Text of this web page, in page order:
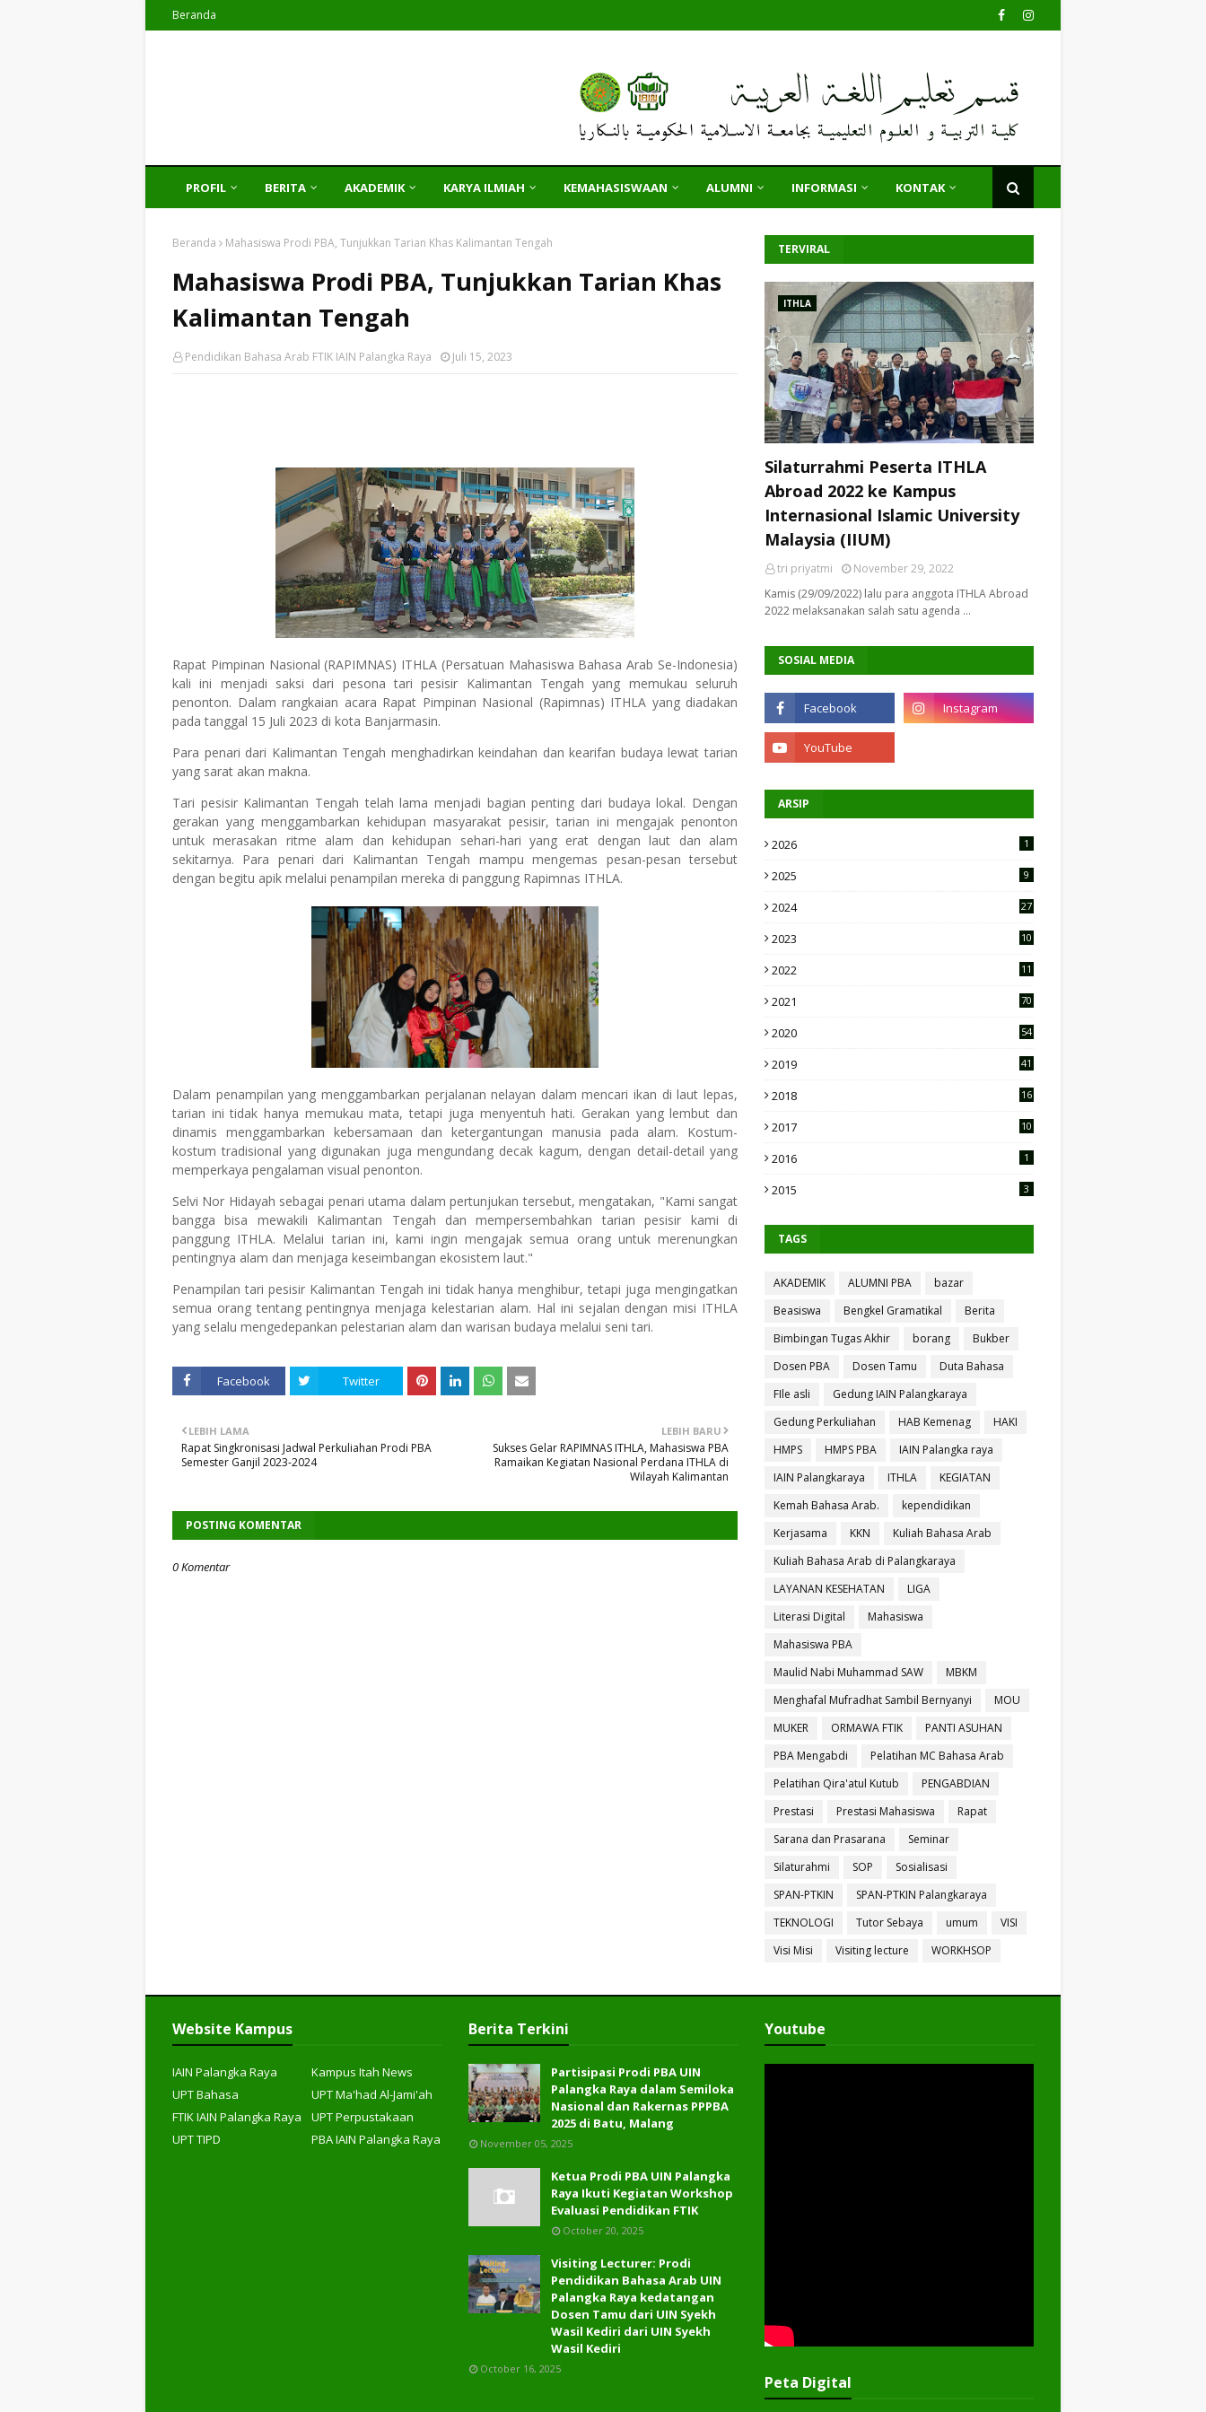
Beranda
PROFIL BERITA AKADEMIK KARYA ILMIAH KEMAHASISWAAN ALUMNI INFORMASI KONTAK
Beranda Mahasiswa Prodi PBA, Tunjukkan Tarian Khas Kalimantan Tengah
Mahasiswa Prodi PBA, Tunjukkan Tarian Khas
Kalimantan Tengah
Pendidikan Bahasa Arab FTIK IAIN Palangka Raya Juli 15, 2023
Rapat Pimpinan Nasional (RAPIMNAS) ITHLA (Persatuan Mahasiswa Bahasa Arab Se-Indonesia)
kali ini menjadi saksi dari pesona tari pesisir Kalimantan Tengah yang memukau seluruh
penonton. Dalam rangkaian acara Rapat Pimpinan Nasional (Rapimnas) ITHLA yang diadakan
pada tanggal 15 Juli 2023 di kota Banjarmasin.
Para penari dari Kalimantan Tengah menghadirkan keindahan dan kearifan budaya lewat tarian
yang sarat akan makna.
Tari pesisir Kalimantan Tengah telah lama menjadi bagian penting dari budaya lokal. Dengan
gerakan yang menggambarkan kehidupan masyarakat pesisir, tarian ini mengajak penonton
untuk merasakan ritme alam dan kehidupan sehari-hari yang erat dengan laut dan alam
sekitarnya. Para penari dari Kalimantan Tengah mampu mengemas pesan-pesan tersebut
dengan begitu apik melalui penampilan mereka di panggung Rapimnas ITHLA.
Dalam penampilan yang menggambarkan perjalanan nelayan dalam mencari ikan di laut lepas,
tarian ini tidak hanya memukau mata, tetapi juga menyentuh hati. Gerakan yang lembut dan
dinamis menggambarkan kebersamaan dan ketergantungan manusia pada alam. Kostum-
kostum tradisional yang digunakan juga mengundang decak kagum, dengan detail-detail yang
memperkaya pengalaman visual penonton.
Selvi Nor Hidayah sebagai penari utama dalam pertunjukan tersebut, mengatakan, "Kami sangat
bangga bisa mewakili Kalimantan Tengah dan mempersembahkan tarian pesisir kami di
panggung ITHLA. Melalui tarian ini, kami ingin mengajak semua orang untuk merenungkan
pentingnya alam dan menjaga keseimbangan ekosistem laut."
Penampilan tari pesisir Kalimantan Tengah ini tidak hanya menghibur, tetapi juga mengingatkan
semua orang tentang pentingnya menjaga kelestarian alam. Hal ini sejalan dengan misi ITHLA
yang selalu mengedepankan pelestarian alam dan warisan budaya melalui seni tari.
Facebook Twitter
LEBIH BARU
Sukses Gelar RAPIMNAS ITHLA, Mahasiswa PBA
Ramaikan Kegiatan Nasional Perdana ITHLA di
Wilayah Kalimantan
LEBIH LAMA
Rapat Singkronisasi Jadwal Perkuliahan Prodi PBA
Semester Ganjil 2023-2024
POSTING KOMENTAR
0 Komentar
TERVIRAL
ITHLA
Silaturrahmi Peserta ITHLA
Abroad 2022 ke Kampus
Internasional Islamic University
Malaysia (IIUM)
tri priyatmi
November 29, 2022
Kamis (29/09/2022) lalu para anggota ITHLA Abroad
2022 melaksanakan salah satu agenda …
SOSIAL MEDIA
ARSIP
2026 1
2025 9
2024 27
2023
10
2022
11
2021 70
2020 54
2019 41
2018 16
2017 10
2016 1
2015 3
TAGS
AKADEMIK ALUMNI PBA
bazar
Beasiswa
Bengkel Gramatikal
Berita
Bimbingan Tugas Akhir
borang
Bukber
Dosen PBA
Dosen Tamu
Duta Bahasa
FIle asli
Gedung IAIN Palangkaraya
Gedung Perkuliahan
HAB Kemenag
HAKI
HMPS
HMPS PBA
IAIN Palangka raya
IAIN Palangkaraya
ITHLA
KEGIATAN
Kemah Bahasa Arab.
kependidikan
Kerjasama
KKN
Kuliah Bahasa Arab
Kuliah Bahasa Arab di Palangkaraya
LAYANAN KESEHATAN
LIGA
Literasi Digital
Mahasiswa
Mahasiswa PBA
Maulid Nabi Muhammad SAW
MBKM
Menghafal Mufradhat Sambil Bernyanyi
MOU
MUKER
ORMAWA FTIK
PANTI ASUHAN
PBA Mengabdi
Pelatihan MC Bahasa Arab
Pelatihan Qira'atul Kutub
PENGABDIAN
Prestasi
Prestasi Mahasiswa
Rapat
Sarana dan Prasarana
Seminar
Silaturahmi
SOP
Sosialisasi
SPAN-PTKIN
SPAN-PTKIN Palangkaraya
TEKNOLOGI
Tutor Sebaya umum
VISI
Visi Misi
Visiting lecture WORKHSOP
Website Kampus
IAIN Palangka Raya
Kampus Itah News
UPT Bahasa
UPT Ma'had Al-Jami'ah
FTIK IAIN Palangka Raya
UPT Perpustakaan
UPT TIPD
PBA IAIN Palangka Raya
Berita Terkini
Partisipasi Prodi PBA UIN
Palangka Raya dalam Semiloka
Nasional dan Rakernas PPPBA
2025 di Batu, Malang
November 05, 2025
Ketua Prodi PBA UIN Palangka
Raya Ikuti Kegiatan Workshop
Evaluasi Pendidikan FTIK
October 20, 2025
Visiting Lecturer: Prodi
Pendidikan Bahasa Arab UIN
Palangka Raya kedatangan
Dosen Tamu dari UIN Syekh
Wasil Kediri dari UIN Syekh
Wasil Kediri
October 16, 2025
Youtube
Peta Digital